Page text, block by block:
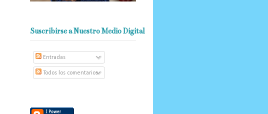
Suscribirse a Nuestro Medio Digital
Entradas
Todos los comentarios